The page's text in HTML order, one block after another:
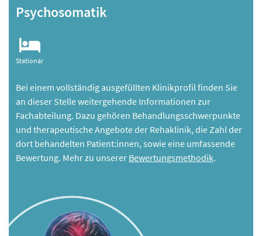
Psychosomatik
Stationär
Bei einem vollständig ausgefüllten Klinikprofil finden Sie
an dieser Stelle weitergehende Informationen zur
Fachabteilung. Dazu gehören Behandlungsschwerpunkte
und therapeutische Angebote der Rehaklinik, die Zahl der
dort behandelten Patient:innen, sowie eine umfassende
Bewertung. Mehr zu unserer Bewertungsmethodik.